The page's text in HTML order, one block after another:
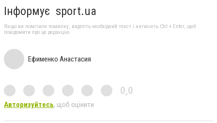
Інформує sport.ua
Якщо ви помітили помилку, виділіть необхідний текст і натисніть Ctrl + Enter, щоб
повідомити про це редакцію
Ефименко Анастасия
0,0
Авторизуйтесь, щоб оцінити